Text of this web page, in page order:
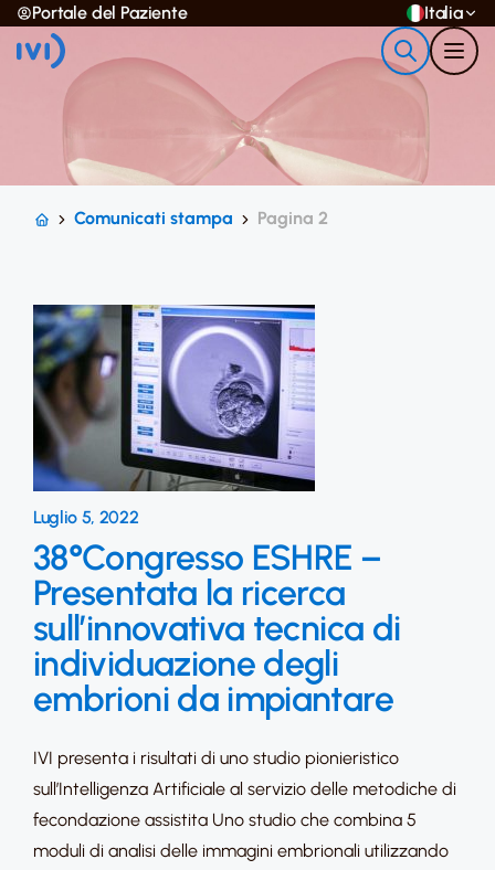
Portale del Paziente Italia
Comunicati stampa Pagina 2
Luglio 5, 2022
38°Congresso ESHRE –
Presentata la ricerca
sull’innovativa tecnica di
individuazione degli
embrioni da impiantare
IVI presenta i risultati di uno studio pionieristico
sull’Intelligenza Artificiale al servizio delle metodiche di
fecondazione assistita Uno studio che combina 5
moduli di analisi delle immagini embrionali utilizzando